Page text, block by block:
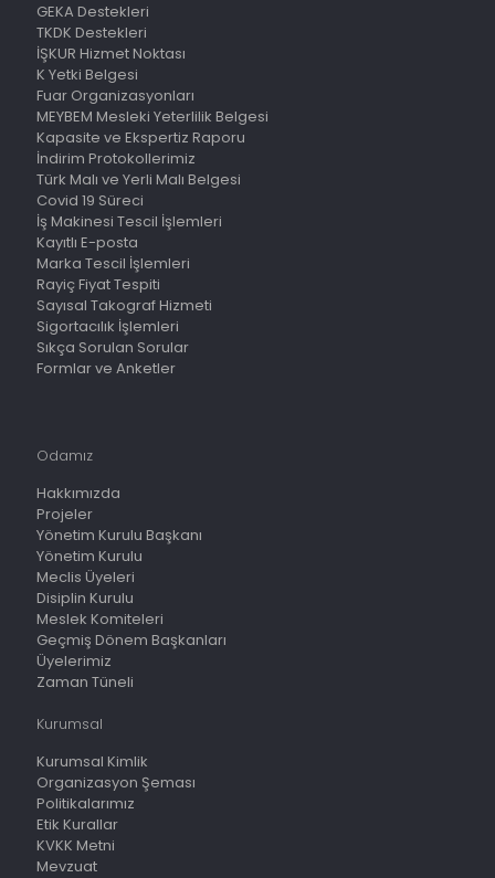
GEKA Destekleri
TKDK Destekleri
İŞKUR Hizmet Noktası
K Yetki Belgesi
Fuar Organizasyonları
MEYBEM Mesleki Yeterlilik Belgesi
Kapasite ve Ekspertiz Raporu
İndirim Protokollerimiz
Türk Malı ve Yerli Malı Belgesi
Covid 19 Süreci
İş Makinesi Tescil İşlemleri
Kayıtlı E-posta
Marka Tescil İşlemleri
Rayiç Fiyat Tespiti
Sayısal Takograf Hizmeti
Sigortacılık İşlemleri
Sıkça Sorulan Sorular
Formlar ve Anketler
Odamız
Hakkımızda
Projeler
Yönetim Kurulu Başkanı
Yönetim Kurulu
Meclis Üyeleri
Disiplin Kurulu
Meslek Komiteleri
Geçmiş Dönem Başkanları
Üyelerimiz
Zaman Tüneli
Kurumsal
Kurumsal Kimlik
Organizasyon Şeması
Politikalarımız
Etik Kurallar
KVKK Metni
Mevzuat